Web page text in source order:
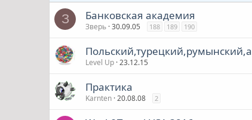
З Банковская академия
Зверь 30.09.05 188 189 190
Level Up 23.12.15
Практика
Karnten 20.08.08 2